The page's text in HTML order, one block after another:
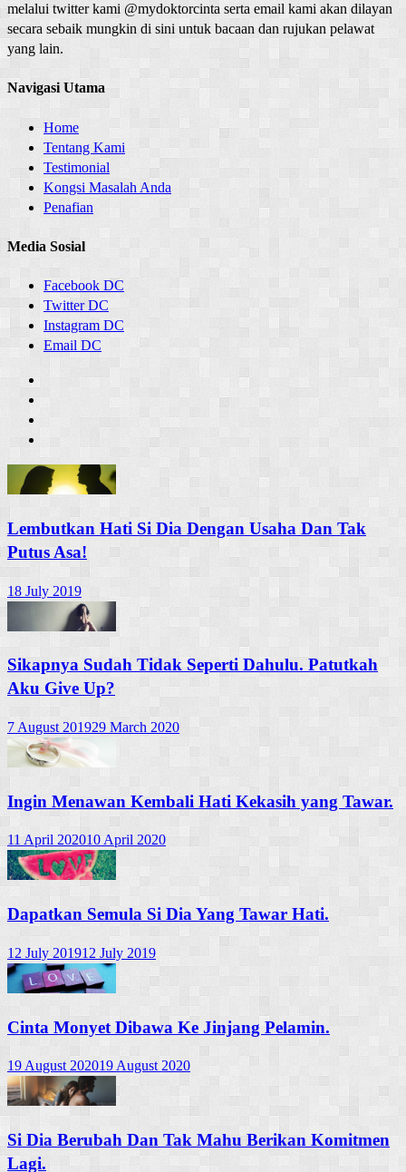
melalui twitter kami @mydoktorcinta serta email kami akan dilayan
secara sebaik mungkin di sini untuk bacaan dan rujukan pelawat
yang lain.
Navigasi Utama
Home
Tentang Kami
Testimonial
Kongsi Masalah Anda
Penafian
Media Sosial
Facebook DC
Twitter DC
Instagram DC
Email DC
Lembutkan Hati Si Dia Dengan Usaha Dan Tak
Putus Asa!
18 July 2019
Sikapnya Sudah Tidak Seperti Dahulu. Patutkah
Aku Give Up?
7 August 201929 March 2020
Ingin Menawan Kembali Hati Kekasih yang Tawar.
11 April 202010 April 2020
Dapatkan Semula Si Dia Yang Tawar Hati.
12 July 201912 July 2019
Cinta Monyet Dibawa Ke Jinjang Pelamin.
19 August 202019 August 2020
Si Dia Berubah Dan Tak Mahu Berikan Komitmen
Lagi.